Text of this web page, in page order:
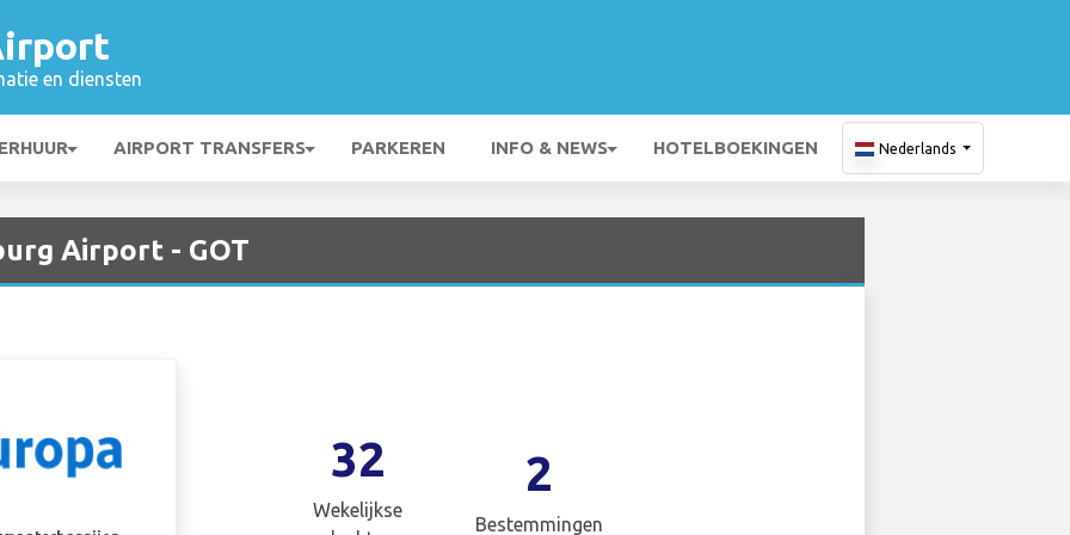
en diensten
AIRPORT TRANSFERS PARKEREN INFO & NEWS HOTELBOEKINGEN Nederlands
Airport - GOT
32
Wekelijkse
2
Bestemmingen